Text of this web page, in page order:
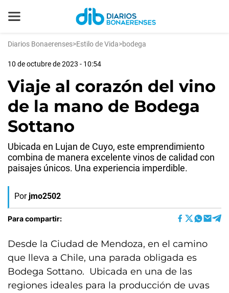
Diarios Bonaerenses>Estilo de Vida>bodega
10 de octubre de 2023 - 10:54
Viaje al corazón del vino
de la mano de Bodega
Sottano
Ubicada en Lujan de Cuyo, este emprendimiento
combina de manera excelente vinos de calidad con
paisajes únicos. Una experiencia imperdible.
Por jmo2502
Para compartir:
Desde la Ciudad de Mendoza, en el camino
que lleva a Chile, una parada obligada es
Bodega Sottano. Ubicada en una de las
regiones ideales para la producción de uvas